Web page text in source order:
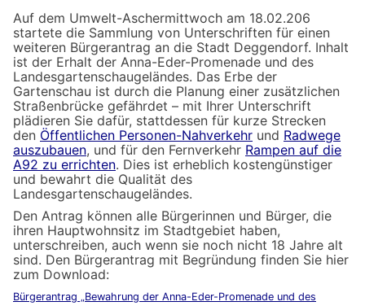
Auf dem Umwelt-Aschermittwoch am 18.02.206
startete die Sammlung von Unterschriften für einen
weiteren Bürgerantrag an die Stadt Deggendorf. Inhalt
ist der Erhalt der Anna-Eder-Promenade und des
Landesgartenschaugeländes. Das Erbe der
Gartenschau ist durch die Planung einer zusätzlichen
Straßenbrücke gefährdet – mit Ihrer Unterschrift
plädieren Sie dafür, stattdessen für kurze Strecken
den Öffentlichen Personen-Nahverkehr und Radwege
auszubauen, und für den Fernverkehr Rampen auf die
A92 zu errichten. Dies ist erheblich kostengünstiger
und bewahrt die Qualität des
Landesgartenschaugeländes.
Den Antrag können alle Bürgerinnen und Bürger, die
ihren Hauptwohnsitz im Stadtgebiet haben,
unterschreiben, auch wenn sie noch nicht 18 Jahre alt
sind. Den Bürgerantrag mit Begründung finden Sie hier
zum Download:
Bürgerantrag „Bewahrung der Anna-Eder-Promenade und des